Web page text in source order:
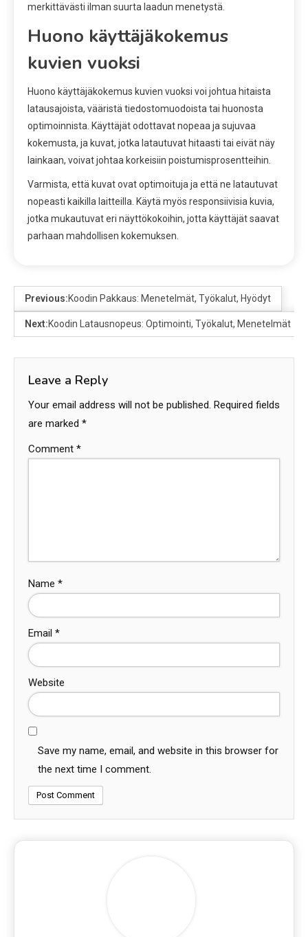
merkittävästi ilman suurta laadun menetystä.
Huono käyttäjäkokemus
kuvien vuoksi
Huono käyttäjäkokemus kuvien vuoksi voi johtua hitaista
latausajoista, vääristä tiedostomuodoista tai huonosta
optimoinnista. Käyttäjät odottavat nopeaa ja sujuvaa
kokemusta, ja kuvat, jotka latautuvat hitaasti tai eivät näy
lainkaan, voivat johtaa korkeisiin poistumisprosentteihin.
Varmista, että kuvat ovat optimoituja ja että ne latautuvat
nopeasti kaikilla laitteilla. Käytä myös responsiivisia kuvia,
jotka mukautuvat eri näyttökokoihin, jotta käyttäjät saavat
parhaan mahdollisen kokemuksen.
Previous:Koodin Pakkaus: Menetelmät, Työkalut, Hyödyt
Next:Koodin Latausnopeus: Optimointi, Työkalut, Menetelmät
Leave a Reply
Your email address will not be published. Required fields
are marked *
Comment *
Name *
Email *
Website
Save my name, email, and website in this browser for
the next time I comment.